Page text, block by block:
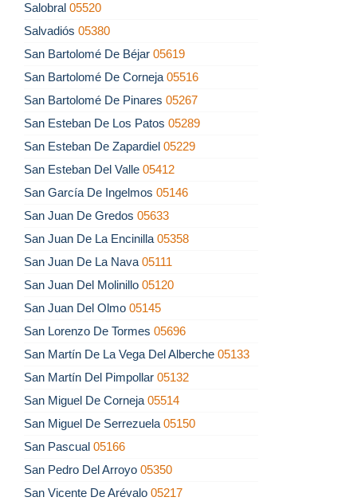
Salobral 05520
Salvadiós 05380
San Bartolomé De Béjar 05619
San Bartolomé De Corneja 05516
San Bartolomé De Pinares 05267
San Esteban De Los Patos 05289
San Esteban De Zapardiel 05229
San Esteban Del Valle 05412
San García De Ingelmos 05146
San Juan De Gredos 05633
San Juan De La Encinilla 05358
San Juan De La Nava 05111
San Juan Del Molinillo 05120
San Juan Del Olmo 05145
San Lorenzo De Tormes 05696
San Martín De La Vega Del Alberche 05133
San Martín Del Pimpollar 05132
San Miguel De Corneja 05514
San Miguel De Serrezuela 05150
San Pascual 05166
San Pedro Del Arroyo 05350
San Vicente De Arévalo 05217